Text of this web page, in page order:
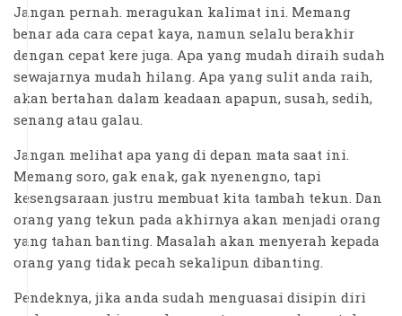
Jangan pernah. meragukan kalimat ini. Memang
benar ada cara cepat kaya, namun selalu berakhir
dengan cepat kere juga. Apa yang mudah diraih sudah
sewajarnya mudah hilang. Apa yang sulit anda raih,
akan bertahan dalam keadaan apapun, susah, sedih,
senang atau galau.
Jangan melihat apa yang di depan mata saat ini.
Memang soro, gak enak, gak nyenengno, tapi
kesengsaraan justru membuat kita tambah tekun. Dan
orang yang tekun pada akhirnya akan menjadi orang
yang tahan banting. Masalah akan menyerah kepada
orang yang tidak pecah sekalipun dibanting.
Pendeknya, jika anda sudah menguasai disipin diri